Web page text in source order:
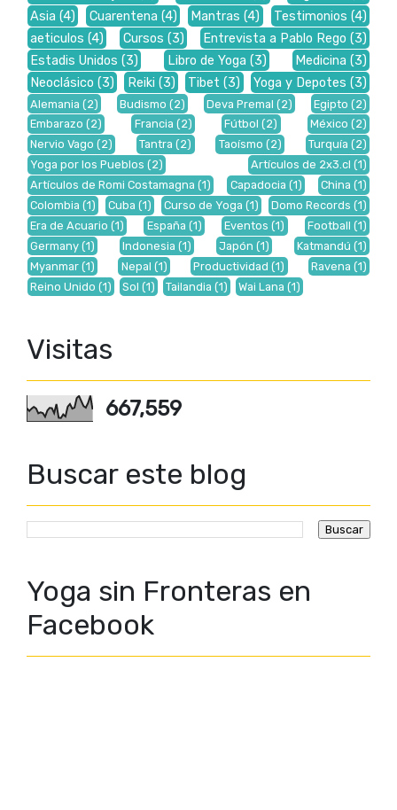
Asia (4) Cuarentena (4) Mantras (4) Testimonios (4)
aeticulos (4) Cursos (3) Entrevista a Pablo Rego (3)
Estadis Unidos (3) Libro de Yoga (3) Medicina (3)
Neoclásico (3) Reiki (3) Tibet (3) Yoga y Depotes (3)
Alemania (2) Budismo (2) Deva Premal (2) Egipto (2)
Embarazo (2) Francia (2) Fútbol (2) México (2)
Nervio Vago (2) Tantra (2) Taoísmo (2) Turquía (2)
Yoga por los Pueblos (2) Artículos de 2x3.cl (1)
Artículos de Romi Costamagna (1) Capadocia (1) China (1)
Colombia (1) Cuba (1) Curso de Yoga (1) Domo Records (1)
Era de Acuario (1) España (1) Eventos (1) Football (1)
Germany (1) Indonesia (1) Japón (1) Katmandú (1)
Myanmar (1) Nepal (1) Productividad (1) Ravena (1)
Reino Unido (1) Sol (1) Tailandia (1) Wai Lana (1)
Visitas
667,559
Buscar este blog
Yoga sin Fronteras en
Facebook